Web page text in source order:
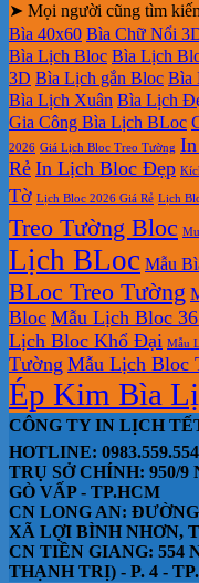
➤ Mọi người cũng tìm
Bìa 40x60 Bìa Chữ Nổi
Bìa Lịch Bloc Bìa Lịch
3D Bìa Lịch gắn Bloc Bìa
Bìa Lịch Xuân Bìa Lịch
Gia Công Bìa Lịch BLoc
2026 Giá Lịch Bloc Treo Tường
Rẻ In Lịch Bloc Đẹp
Tờ Lịch Bloc 2026 Giá Rẻ Lịch
Treo Tường Bloc
Lịch BLoc Mẫu
BLoc Treo Tường
Bloc Mẫu Lịch Bloc
Lịch Bloc Khổ Đại Mẫu
Tường Mẫu Lịch Bloc
Ép Kim Bìa
CÔNG TY IN LỊCH
HOTLINE: 0983.559.554
TRỤ SỞ CHÍNH: 950/9
GÒ VẤP - TP.HCM
CN LONG AN:
XÃ LỢI BÌNH NHƠN,
CN TIỀN GIANG: 554
THẠNH TRỊ) - P. 4 -